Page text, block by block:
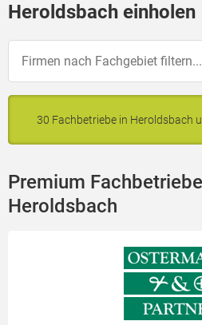
Heroldsbach einholen
30 Fachbetriebe in Heroldsbach
Premium
Heroldsbach